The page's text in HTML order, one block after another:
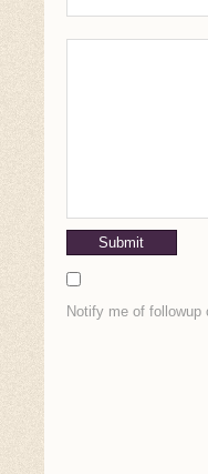
Notify me of followup